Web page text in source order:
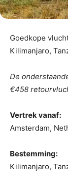
Goedkope
Kilimanjaro,
De
€458
Vertrek vanaf:
Amsterdam,
Bestemming:
Kilimanjaro,